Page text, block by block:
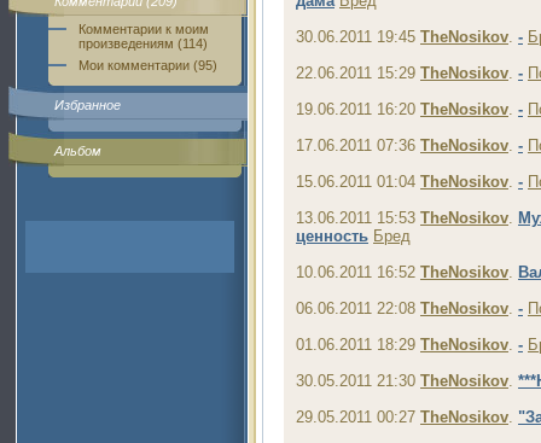
Комментарии к моим
произведениям (114)
Мои комментарии (95)
Избранное
Альбом
30.06.2011 19:45 TheNosikov. -
22.06.2011 15:29 TheNosikov. -
19.06.2011 16:20 TheNosikov. -
17.06.2011 07:36 TheNosikov. -
15.06.2011 01:04 TheNosikov. -
13.06.2011 15:53 TheNosikov.
ценность Бред
10.06.2011 16:52 TheNosikov.
06.06.2011 22:08 TheNosikov. -
01.06.2011 18:29 TheNosikov. -
30.05.2011 21:30 TheNosikov.
29.05.2011 00:27 TheNosikov.